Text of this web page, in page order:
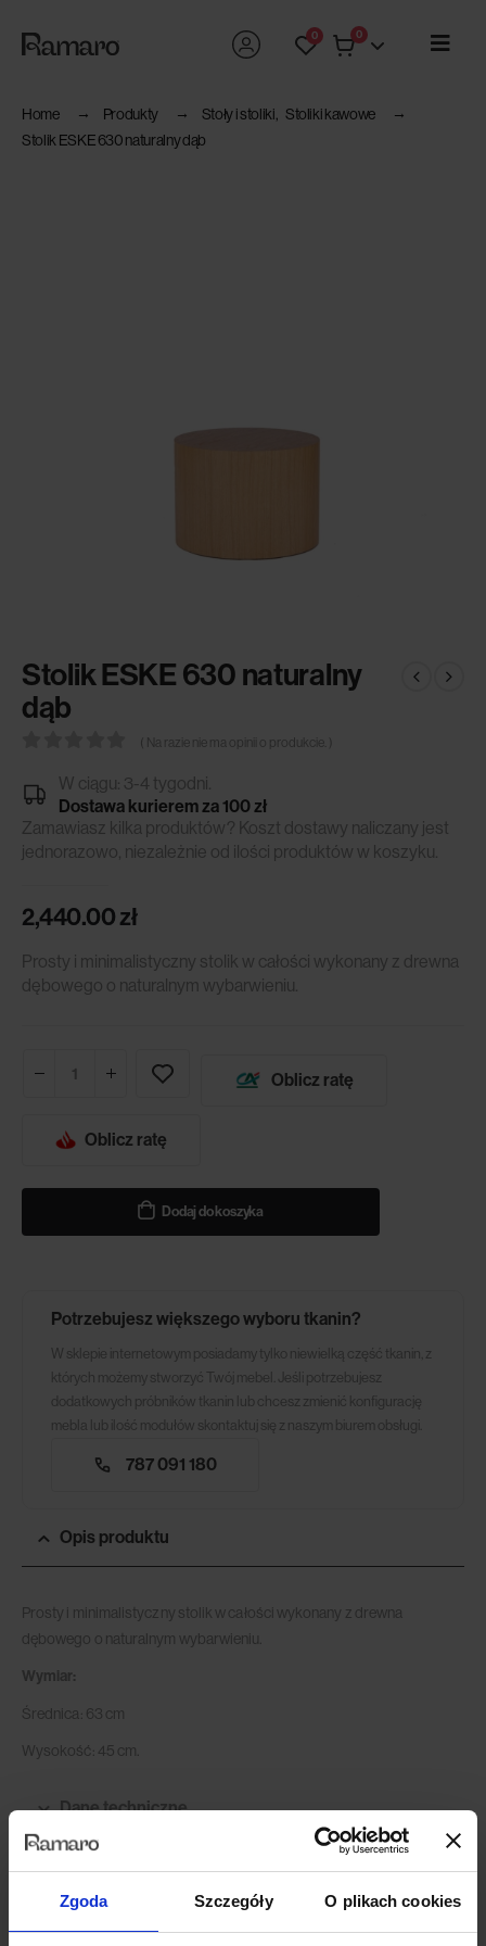
Zgoda Szczegóły O plikach cookies
0 0
Home Produkty Stoły i stoliki
Stoliki kawowe
Stolik ESKE 630 naturalny dąb
Stolik ESKE 630 naturalny
dąb
( Na razie nie ma opinii o produkcie. )
W ciągu: 3-4 tygodni.
Dostawa kurierem za 100 zł
Zamawiasz kilka produktów? Koszt dostawy naliczany jest
jednorazowo, niezależnie od ilości produktów w koszyku.
2,440.00zł
Prosty i minimalistyczny stolik w całości wykonany z drewna
dębowego o naturalnym wybarwieniu.
Oblicz ratę
Oblicz ratę
Dodaj do koszyka
Potrzebujesz większego wyboru tkanin?
W sklepie internetowym posiadamy tylko niewielką część tkanin, z
których możemy stworzyć Twój mebel. Jeśli potrzebujesz
dodatkowych próbników tkanin lub chcesz zmienić konfigurację
mebla lub ilość modułów skontaktuj się z naszym biurem obsługi.
787 091 180
Opis produktu
Prosty i minimalistyczny stolik w całości wykonany z drewna
dębowego o naturalnym wybarwieniu.
Wymiar:
Średnica: 63 cm
Wysokość: 45 cm.
Dane techniczne